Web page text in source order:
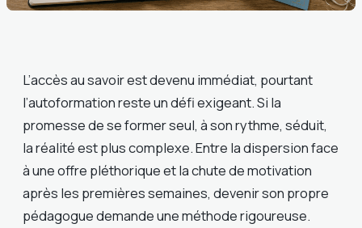
L’accès au savoir est devenu immédiat, pourtant
l’autoformation reste un défi exigeant. Si la
promesse de se former seul, à son rythme, séduit,
la réalité est plus complexe. Entre la dispersion face
à une offre pléthorique et la chute de motivation
après les premières semaines, devenir son propre
pédagogue demande une méthode rigoureuse.